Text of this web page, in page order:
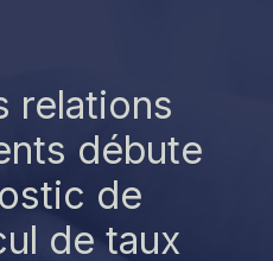
relations
débute
de
de taux